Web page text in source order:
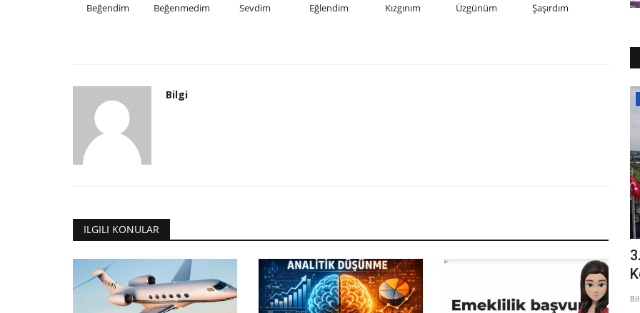
Beğendim Beğenmedim Sevdim Eğlendim Kızgınım Üzgünüm Şaşırdım
Bilgi
ILGILI KONULAR
Aksaray Üniversitesi
Örgütsel politika algısının politik
davranış üzerine etkisinde...
Bilgi Tem 20, 2023 0 691
3 Yaşındaki Çocuklar ve Teknoloji:
Sağlıklı Sınırlar ve...
Bilgi Eyl 8, 2023 0 1154